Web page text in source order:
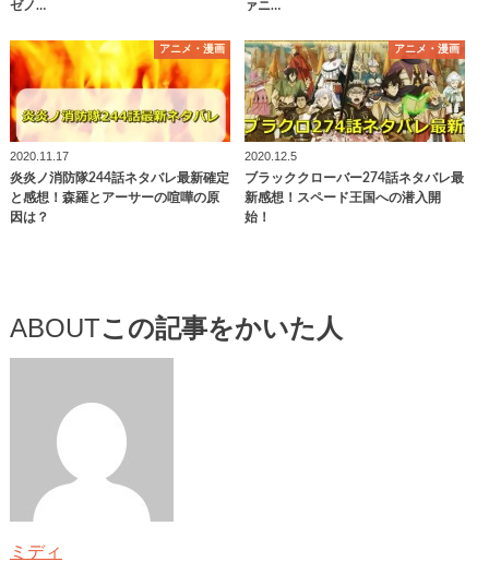
ゼノ… ァニ…
アニメ・漫画
2020.11.17
炎炎ノ消防隊244話ネタバレ最新確定
と感想！森羅とアーサーの喧嘩の原
因は？
アニメ・漫画
2020.12.5
ブラッククローバー274話ネタバレ最
新感想！スペード王国への潜入開
始！
ABOUTこの記事をかいた人
ミディ